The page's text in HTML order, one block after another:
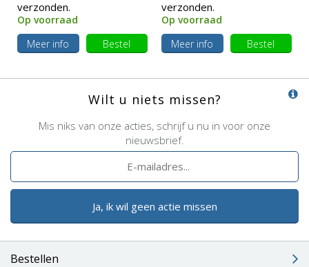
verzonden.
Op voorraad
Meer info
Bestel
verzonden.
Op voorraad
Meer info
Bestel
Wilt u niets missen?
Mis niks van onze acties, schrijf u nu in voor onze
nieuwsbrief.
Ja, ik wil geen actie missen
Bestellen